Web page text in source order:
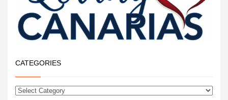
CATEGORIES